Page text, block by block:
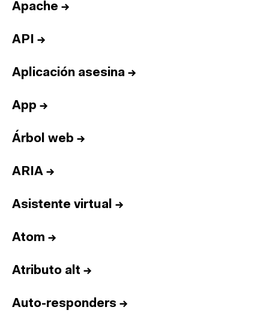
Apache →
API →
Aplicación asesina →
App →
Árbol web →
ARIA →
Asistente virtual →
Atom →
Atributo alt →
Auto-responders →